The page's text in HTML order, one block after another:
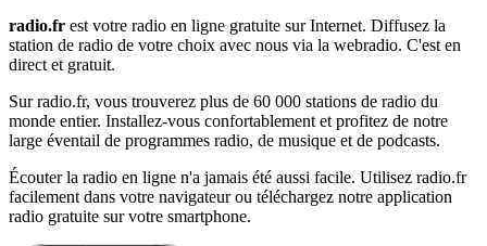
radio.fr est votre radio en ligne gratuite sur Internet. Diffusez la
station de radio de votre choix avec nous via la webradio. C'est en
direct et gratuit.
Sur radio.fr, vous trouverez plus de 60 000 stations de radio du
monde entier. Installez-vous confortablement et profitez de notre
large éventail de programmes radio, de musique et de podcasts.
Écouter la radio en ligne n'a jamais été aussi facile. Utilisez radio.fr
facilement dans votre navigateur ou téléchargez notre application
radio gratuite sur votre smartphone.